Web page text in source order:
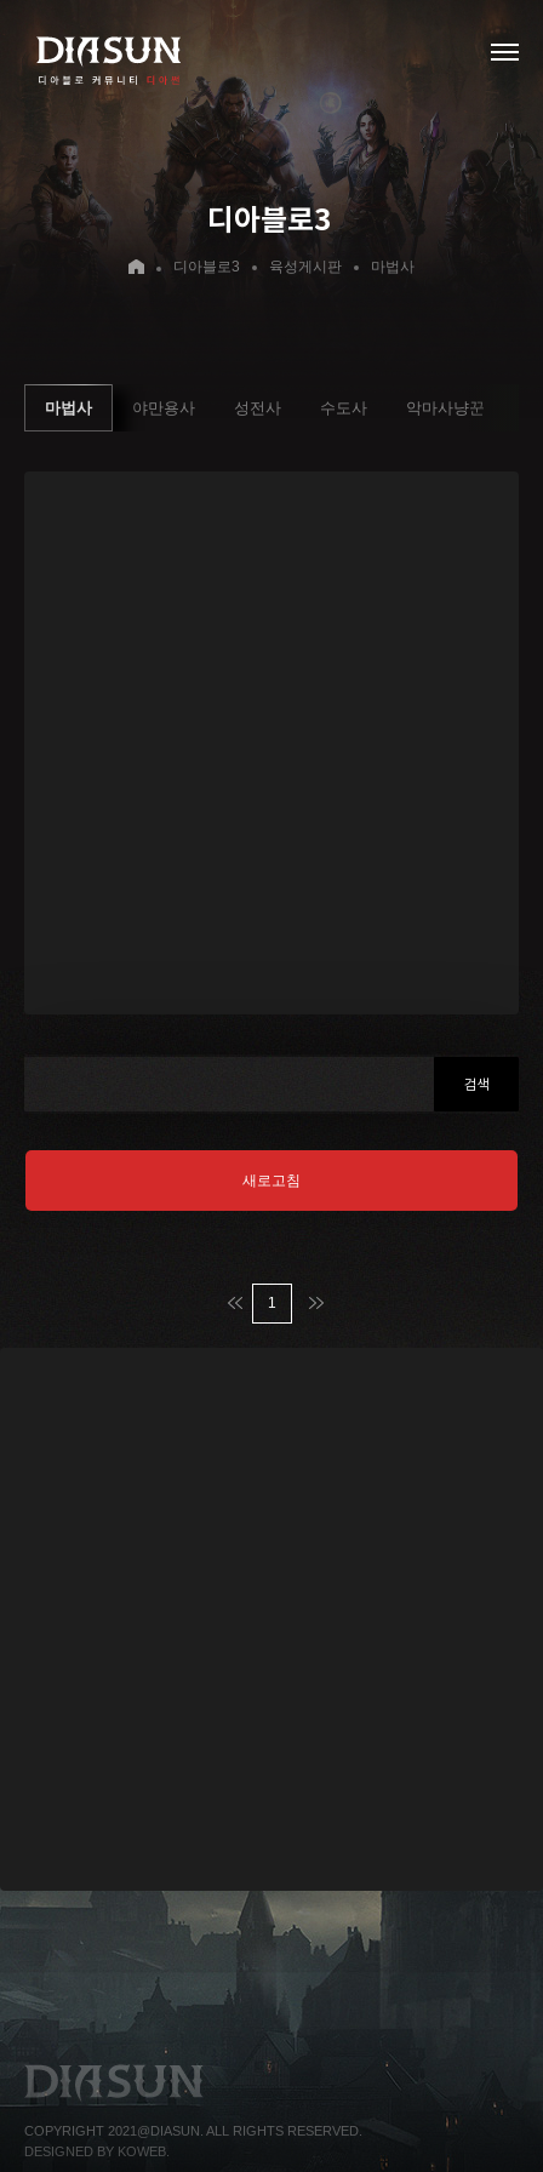
디아블로3
디아블로3 육성게시판 마법사
마법사 야만용사 성전사 수도사 악마사냥꾼
새로고침
맨처음
1
COPYRIGHT 2021@DIASUN. ALL RIGHTS RESERVED.
DESIGNED BY KOWEB.